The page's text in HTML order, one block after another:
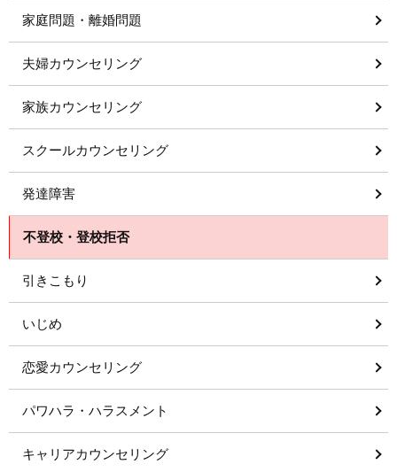
家庭問題・離婚問題
夫婦カウンセリング
家族カウンセリング
スクールカウンセリング
発達障害
不登校・登校拒否
引きこもり
いじめ
恋愛カウンセリング
パワハラ・ハラスメント
キャリアカウンセリング